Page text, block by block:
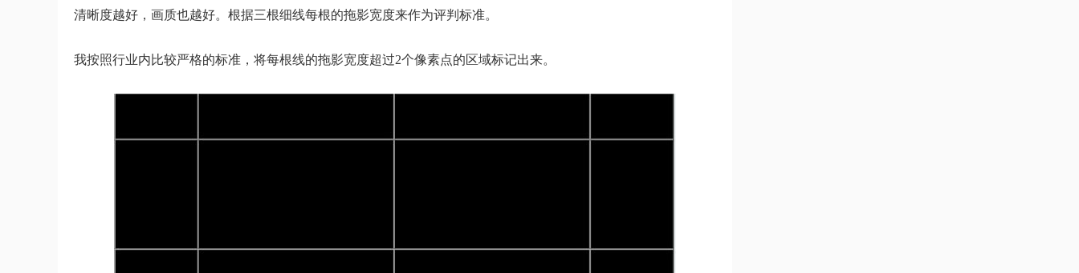
清晰度越好，画质也越好。根据三根细线每根的拖影宽度来作为评判标准。
我按照行业内比较严格的标准，将每根线的拖影宽度超过2个像素点的区域标记出来。